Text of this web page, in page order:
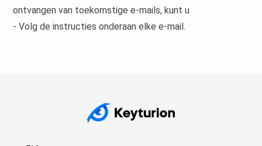
ontvangen van toekomstige e-mails, kunt u
- Volg de instructies onderaan elke e-mail.